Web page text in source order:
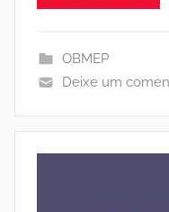
OBMEP
Deixe um